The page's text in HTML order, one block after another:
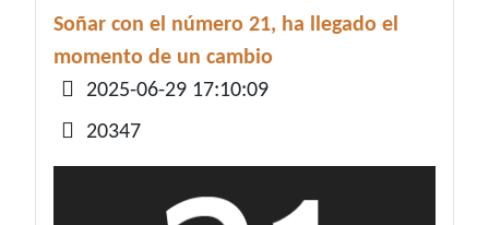
Soñar con el número 21, ha llegado el
momento de un cambio
Detalles
2025-06-29 17:10:09
20347